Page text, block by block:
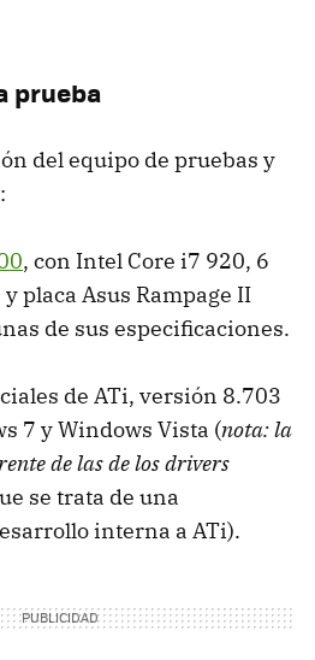
prueba
del equipo de pruebas y
, con Intel Core i7 920, 6
y placa Asus Rampage II
de sus especificaciones.
de ATi, versión 8.703
7 y Windows Vista (nota: la
de las de los drivers
se trata de una
interna a ATi).